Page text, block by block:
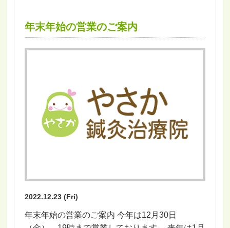
年末年始の営業のご案内
2022.12.23 (Fri)
年末年始の営業のご案内 今年は12月30日